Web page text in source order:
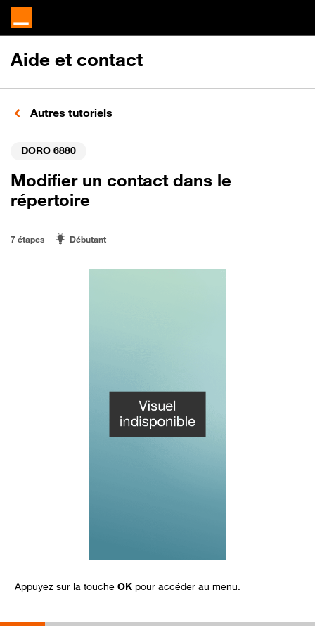
Aide et contact
Autres tutoriels
DORO 6880
Modifier un contact dans le
répertoire
7 étapes Débutant
Appuyez sur la touche OK pour accéder au menu.